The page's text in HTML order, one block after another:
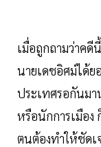
เมื่อถูกถามว่าคดี
นายเดชอิศม์ได้ย
ประเทศรอกันมา
หรือนักการเมือ
ตนต้องทำให้ชัดเ